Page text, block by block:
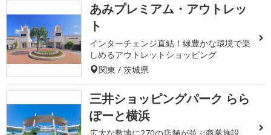
あみプレミアム・アウトレッ
ト
インターチェンジ直結！緑豊かな環境で楽
しめるアウトレットショッピング
関東 / 茨城県
三井ショッピングパーク らら
ぽーと横浜